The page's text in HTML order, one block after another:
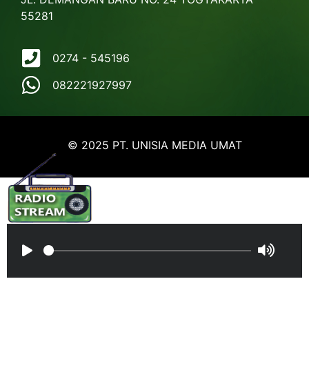
55281
0274 - 545196
082221927997
© 2025 PT. UNISIA MEDIA UMAT